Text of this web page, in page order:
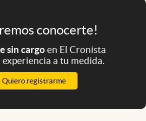
conocerte!
sin cargoen El Cronista
experiencia a tu medida.
Quiero registrarme